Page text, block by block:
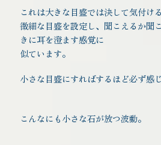
これは大きな目盛では決して気付け
微細な目盛を設定し、聞こえるか聞
きに耳を澄ます感覚に
似ています。
小さな目盛にすればするほど必ず感
こんなにも小さな石が放つ波動。